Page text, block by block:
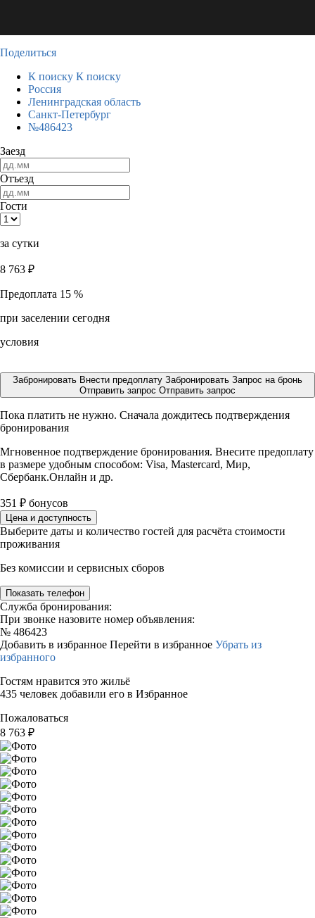
Поделиться
К поиску К поиску
Россия
Ленинградская область
Санкт-Петербург
№486423
Заезд
Отъезд
Гости
за сутки
8 763 ₽
Предоплата 15 %
при заселении сегодня
условия
Забронировать Внести предоплату Забронировать Запрос на бронь
Отправить запрос Отправить запрос
Пока платить не нужно. Сначала дождитесь подтверждения
бронирования
Мгновенное подтверждение бронирования. Внесите предоплату
в размере удобным способом: Visa, Mastercard, Мир,
Сбербанк.Онлайн и др.
351 ₽ бонусов
Цена и доступность
Выберите даты и количество гостей для расчёта стоимости
проживания
Без комиссии и сервисных сборов
Показать телефон
Служба бронирования:
При звонке назовите номер объявления:
№ 486423
Добавить в избранное Перейти в избранное Убрать из
избранного
Гостям нравится это жильё
435 человек добавили его в Избранное
Пожаловаться
8 763 ₽